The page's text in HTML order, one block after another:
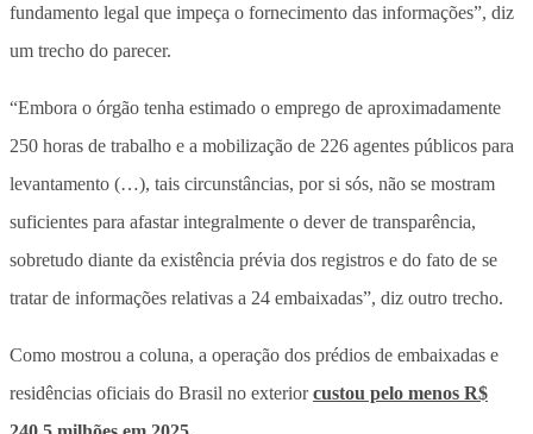
fundamento legal que impeça o fornecimento das informações”, diz
um trecho do parecer.
“Embora o órgão tenha estimado o emprego de aproximadamente
250 horas de trabalho e a mobilização de 226 agentes públicos para
levantamento (…), tais circunstâncias, por si sós, não se mostram
suficientes para afastar integralmente o dever de transparência,
sobretudo diante da existência prévia dos registros e do fato de se
tratar de informações relativas a 24 embaixadas”, diz outro trecho.
Como mostrou a coluna, a operação dos prédios de embaixadas e
residências oficiais do Brasil no exteriorcustou pelo menos R$